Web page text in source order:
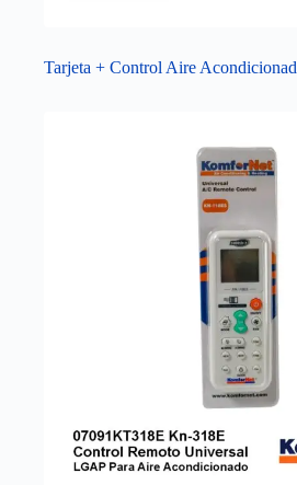
Tarjeta + Control Aire